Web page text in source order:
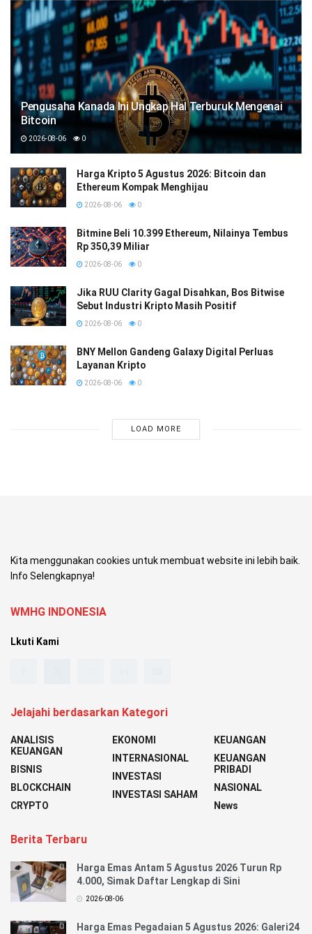
Pengusaha Kanada Ini Ungkap Hal Terburuk Mengenai
Bitcoin
2026-08-06 0
Harga Kripto 5 Agustus 2026: Bitcoin dan
Ethereum Kompak Menghijau
2026-08-06 0
Bitmine Beli 10.399 Ethereum, Nilainya Tembus
Rp 350,39 Miliar
2026-08-06 0
Jika RUU Clarity Gagal Disahkan, Bos Bitwise
Sebut Industri Kripto Masih Positif
2026-08-06 0
BNY Mellon Gandeng Galaxy Digital Perluas
Layanan Kripto
2026-08-06 0
LOAD MORE
Kita menggunakan cookies untuk membuat website ini lebih baik.
Info Selengkapnya!
WMHG INDONESIA
Lkuti Kami
Jelajahi berdasarkan Kategori
ANALISIS
KEUANGAN
BISNIS
BLOCKCHAIN
CRYPTO
EKONOMI
INTERNASIONAL
INVESTASI
INVESTASI SAHAM
KEUANGAN
KEUANGAN
PRIBADI
NASIONAL
News
Berita Terbaru
Harga Emas Antam 5 Agustus 2026 Turun Rp
4.000, Simak Daftar Lengkap di Sini
2026-08-06
Harga Emas Pegadaian 5 Agustus 2026: Galeri24